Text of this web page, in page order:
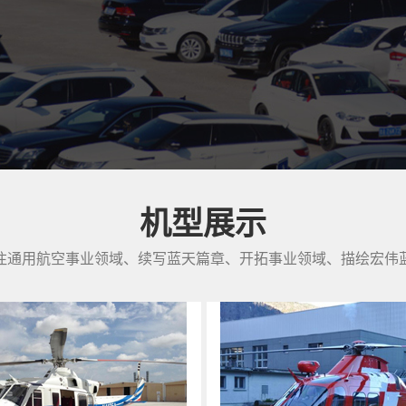
机型展示
通用航空事业领域、续写蓝天篇章、开拓事业领域、描绘宏伟